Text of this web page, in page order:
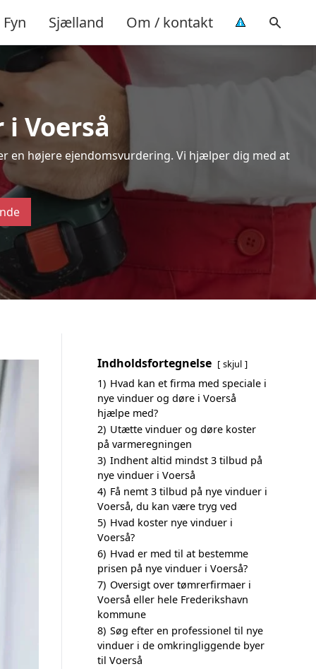
Fyn Sjælland Om / kontakt
Voerså
en højere ejendomsvurdering. Vi hjælper dig med at
Indholdsfortegnelse skjul
1) Hvad kan et firma med speciale i
nye vinduer og døre i Voerså
hjælpe med?
2) Utætte vinduer og døre koster
på varmeregningen
3) Indhent altid mindst 3 tilbud på
nye vinduer i Voerså
4) Få nemt 3 tilbud på nye vinduer i
Voerså, du kan være tryg ved
5) Hvad koster nye vinduer i
Voerså?
6) Hvad er med til at bestemme
prisen på nye vinduer i Voerså?
7) Oversigt over tømrerfirmaer i
Voerså eller hele Frederikshavn
kommune
8) Søg efter en professionel til nye
vinduer i de omkringliggende byer
til Voerså